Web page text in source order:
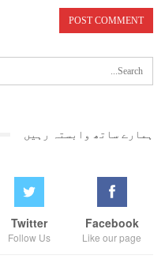
ہمارے ساتھ وابستہ رہیں
Facebook
Like our page
Twitter
Follow Us